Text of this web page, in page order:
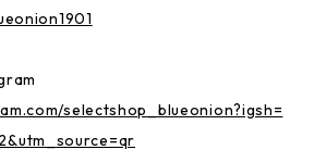
selectshop_blueonion?igsh=